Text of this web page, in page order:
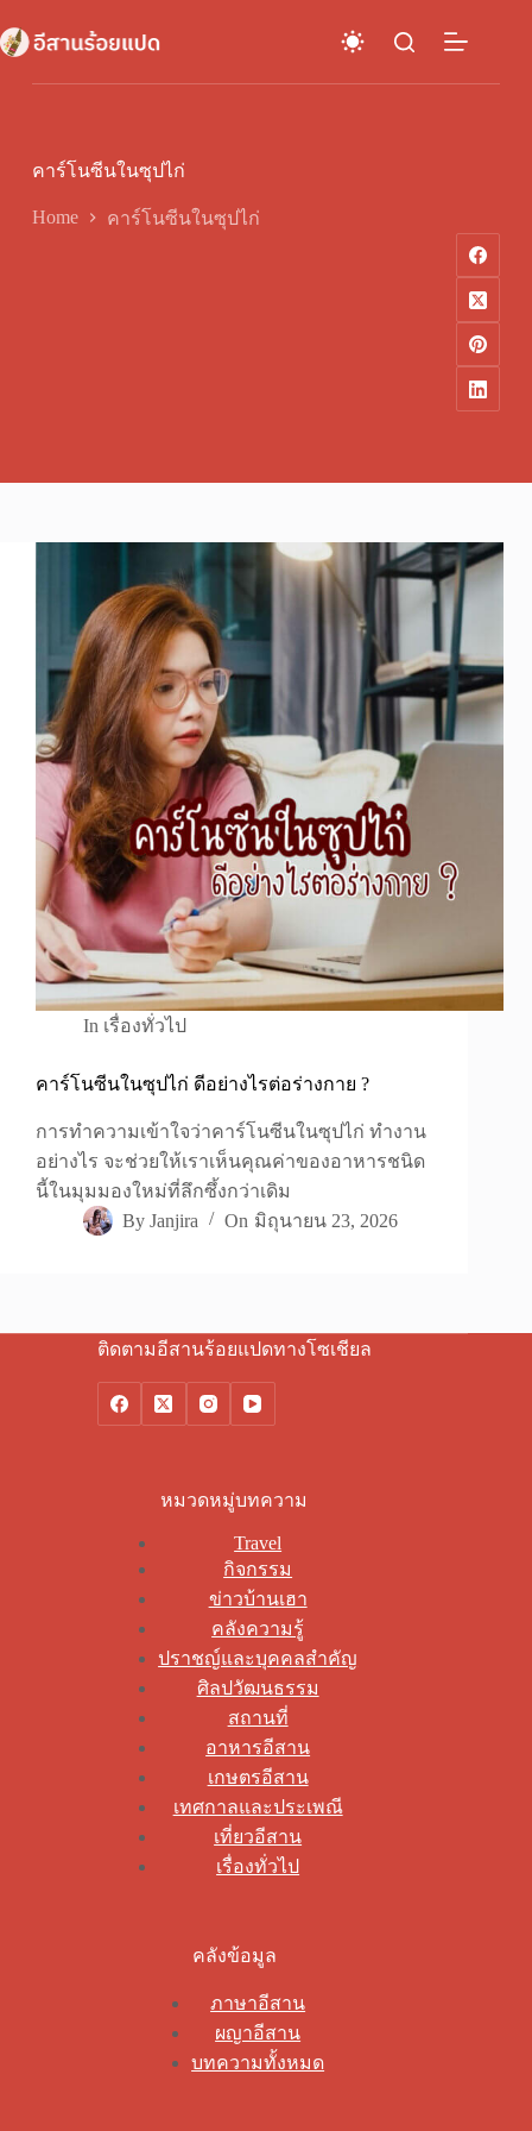
to
content
คาร์โนซีนในซุปไก่
Home คาร์โนซีนในซุปไก่
In เรื่องทั่วไป
คาร์โนซีนในซุปไก่ ดีอย่างไรต่อร่างกาย ?
การทำความเข้าใจว่าคาร์โนซีนในซุปไก่ ทำงาน
อย่างไร จะช่วยให้เราเห็นคุณค่าของอาหารชนิด
นี้ในมุมมองใหม่ที่ลึกซึ้งกว่าเดิม
By Janjira On มิถุนายน 23, 2026
ติดตามอีสานร้อยแปดทางโซเชียล
หมวดหมู่บทความ
Travel
กิจกรรม
ข่าวบ้านเฮา
คลังความรู้
ปราชญ์และบุคคลสำคัญ
ศิลปวัฒนธรรม
สถานที่
อาหารอีสาน
เกษตรอีสาน
เทศกาลและประเพณี
เที่ยวอีสาน
เรื่องทั่วไป
คลังข้อมูล
ภาษาอีสาน
ผญาอีสาน
บทความทั้งหมด